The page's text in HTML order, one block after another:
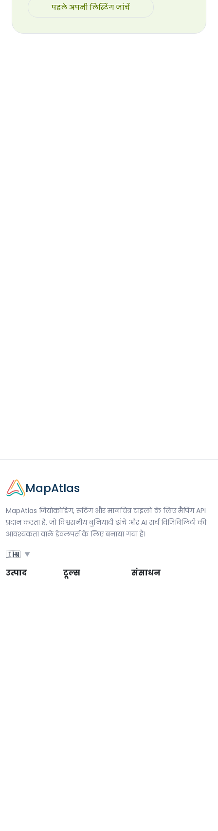
पहले अपनी लिस्टिंग जांचें
MapAtlas
MapAtlas जियोकोडिंग, रूटिंग और मानचित्र टाइलों के लिए मैपिंग API
प्रदान करता है, जो विश्वसनीय बुनियादी ढांचे और AI सर्च विजिबिलिटी की
आवश्यकता वाले डेवलपर्स के लिए बनाया गया है।
🇮🇳
HI ▼
उत्पाद टूल्स संसाधन